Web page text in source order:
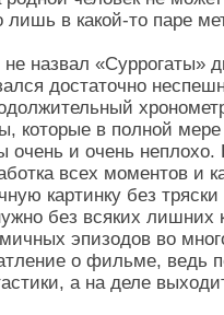
лишь в какой-то паре
назвал «Суррогаты»
достаточно
которые в полной
очень и очень
всех моментов и
картинку без
без всяких лишних
эпизодов во
о фильме, ведь
а на деле